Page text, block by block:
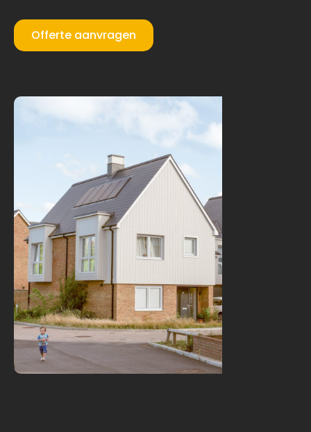
Offerte aanvragen